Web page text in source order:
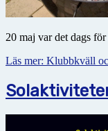
20 maj var det dags
Läs mer: Klubbkväll